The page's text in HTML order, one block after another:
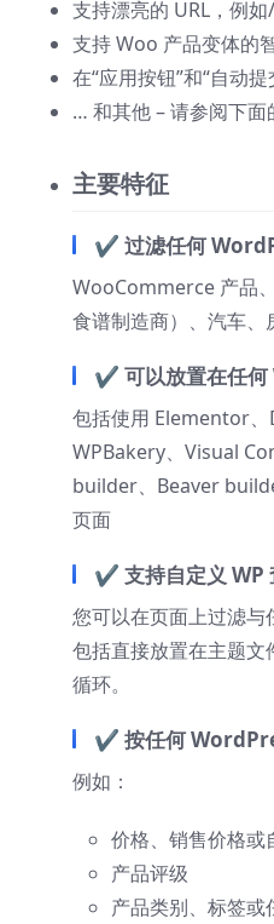
支持漂亮的 URL，例
支持 Woo 产品变体的
在“应用按钮”和“自动
… 和其他 – 请参阅下面
主要特征
✔ 过滤任何
WooCommerce 产品
食谱制造商）、汽车、
✔ 可以放置在任何
包括使用 Elementor
WPBakery、Visual
builder、Beaver
页面
✔ 支持自定义 WP
您可以在页面上过滤与
包括直接放置在主题
循环。
✔ 按任何
例如：
价格、销售价格或
产品评级
产品类别、标签